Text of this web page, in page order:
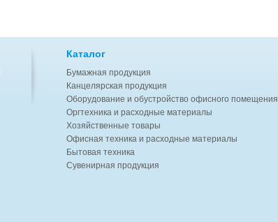
Каталог
Бумажная продукция
Канцелярская продукция
Оборудование и обустройство офисного помещения
Оргтехника и расходные материалы
Хозяйственные товары
Офисная техника и расходные материалы
Бытовая техника
Сувенирная продукция